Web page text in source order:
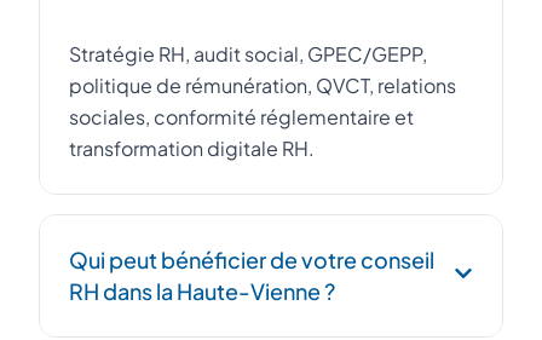
Stratégie RH, audit social, GPEC/GEPP,
politique de rémunération, QVCT, relations
sociales, conformité réglementaire et
transformation digitale RH.
Qui peut bénéficier de votre conseil
RH dans la Haute-Vienne ?